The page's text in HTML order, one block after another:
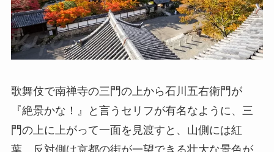
歌舞伎で南禅寺の三門の上から石川五右衛門が
『絶景かな！』と言うセリフが有名なように、三
門の上に上がって一面を見渡すと、山側には紅